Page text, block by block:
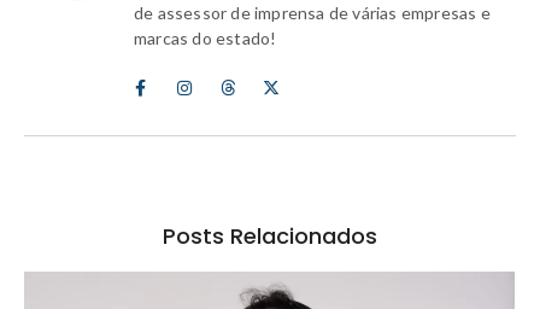
de assessor de imprensa de várias empresas e
marcas do estado!
Posts Relacionados